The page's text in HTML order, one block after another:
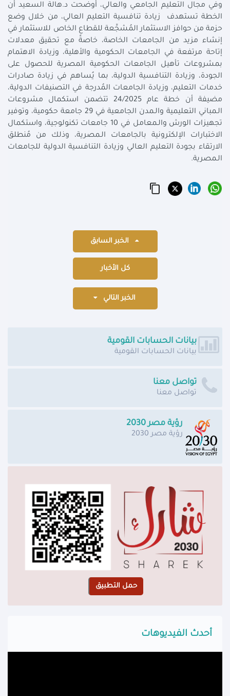
وفي مجال التعليم الجامعي والعالي، أوضحت د.هالة السعيد أن
الخطة تستهدف زيادة تنافسية التعليم العالي، من خلال وضع
حزمة من حوافز الاستثمار المُشجِّعة للقطاع الخاص للاستثمار في
إنشاء مزيد من الجامعات الخاصة، خاصةً مع تحقيق معدلات
إتاحة مرتفعة في الجامعات الحكومية والأهلية، وزيادة الاهتمام
بمشروعات تأهيل الجامعات الحكومية المصرية للحصول على
الجودة، وزيادة التنافسية الدولية، بما يُساهم في زيادة صادرات
خدمات التعليم، وزيادة الجامعات المُدرجة في التصنيفات الدولية،
مضيفة أن خطة عام 24/2025 تتضمن استكمال مشروعات
الـمباني التعليمية والـمدن الجامعية في 29 جامعة حكومية، وتوفير
تجهيزات الورش والـمعامل في 10 جامعات تكنولوجية، واستكمال
الاختبارات الإلكترونية بالجامعات الـمصرية، وذلك من مُنطلق
الارتقاء بجودة التعليم العالي وزيادة التنافسية الدولية للجامعات
الـمصرية.
الخبر السابق
كل الأخبار
الخبر التالي
بيانات الحسابات القومية
بيانات الحسابات القومية
تواصل معنا
تواصل معنا
رؤية مصر 2030
رؤية مصر 2030
أحدث الفيديوهات